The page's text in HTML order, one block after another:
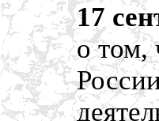
17
о том,